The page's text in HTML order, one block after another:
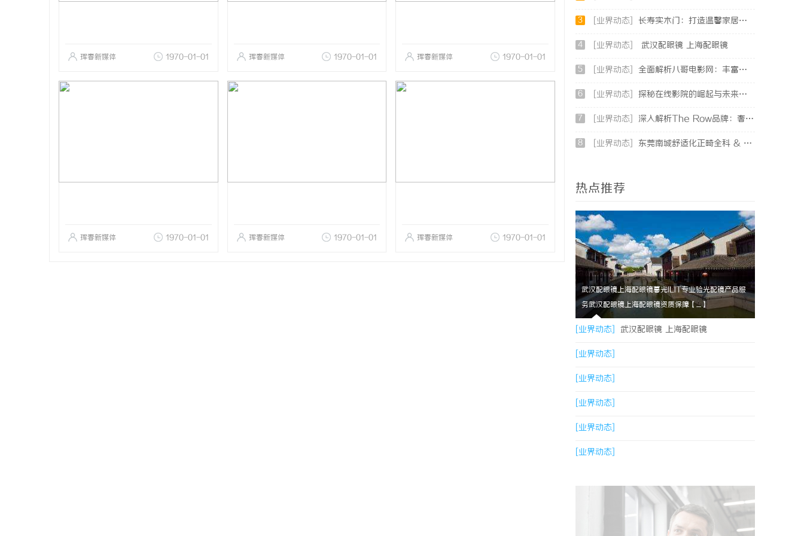
珲春新媒体 1970-01-01 珲春新媒体 1970-01-01 珲春新媒体 1970-01-01
珲春新媒体 1970-01-01 珲春新媒体 1970-01-01 珲春新媒体 1970-01-01
3 [业界动态] 长寿实木门：打造温馨家居环境的理想之选
4 [业界动态] 武汉配眼镜 上海配眼镜
5 [业界动态] 全面解析八哥电影网：丰富资源与优质观影体验的终极指南
6 [业界动态] 探秘在线影院的崛起与未来发展趋势分析
7 [业界动态] 深入解析The Row品牌：奢华时尚的典范与设计哲学
8 [业界动态] 东莞南城舒适化正畸全科 & 数字化种植诊疗专业指南
热点推荐
武汉配眼镜上海配眼镜暮光ILIT专业验光配镜产品服
务武汉配眼镜上海配眼镜资质保障【....】
[业界动态] 武汉配眼镜 上海配眼镜
[业界动态]
[业界动态]
[业界动态]
[业界动态]
[业界动态]